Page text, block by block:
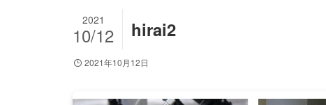
hirai2
2021
10/12
2021年10月12日